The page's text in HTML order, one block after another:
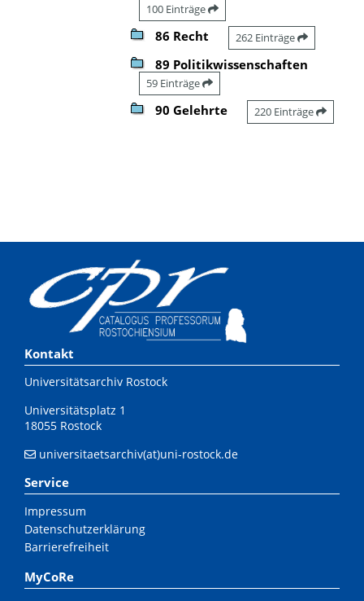
100 Einträge
86 Recht 262 Einträge
89 Politikwissenschaften
59 Einträge
90 Gelehrte 220 Einträge
Kontakt
Universitätsarchiv Rostock
Universitätsplatz 1
18055 Rostock
universitaetsarchiv(at)uni-rostock.de
Service
Impressum
Datenschutzerklärung
Barrierefreiheit
MyCoRe